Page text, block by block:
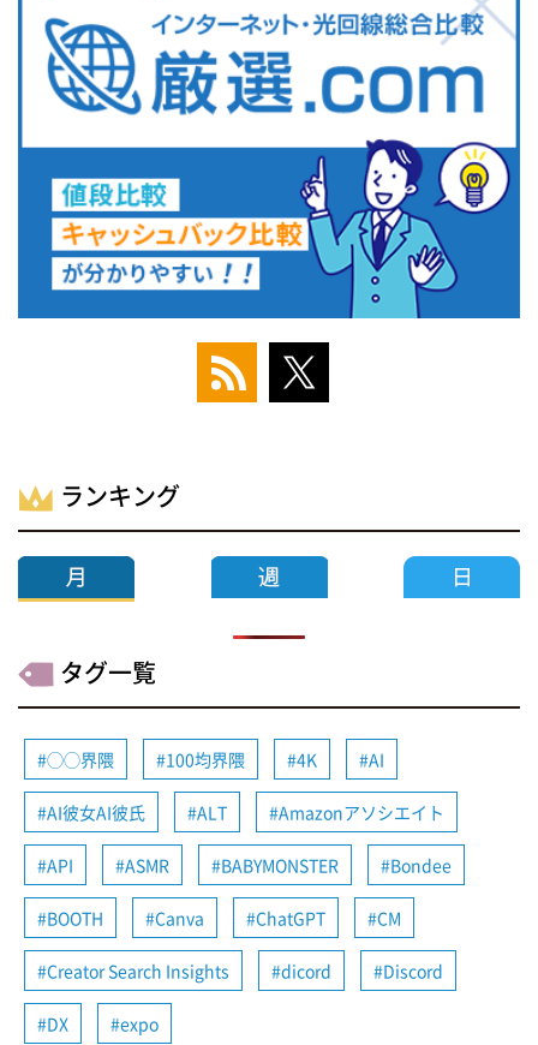
ランキング
タグ一覧
◯◯界隈 100均界隈 4K AI
AI彼女AI彼氏 ALT Amazonアソシエイト
API ASMR BABYMONSTER Bondee
BOOTH Canva ChatGPT CM
Creator Search Insights dicord Discord
DX expo